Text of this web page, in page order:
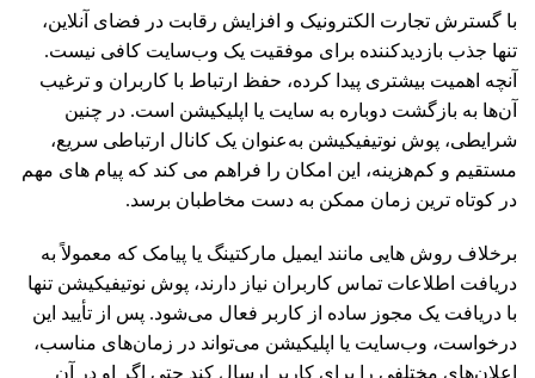
با گسترش تجارت الکترونیک و افزایش رقابت در فضای آنلاین،
تنها جذب بازدیدکننده برای موفقیت یک وب‌سایت کافی نیست.
آنچه اهمیت بیشتری پیدا کرده، حفظ ارتباط با کاربران و ترغیب
آن‌ها به بازگشت دوباره به سایت یا اپلیکیشن است. در چنین
شرایطی، پوش نوتیفیکیشن به‌عنوان یک کانال ارتباطی سریع،
مستقیم و کم‌هزینه، این امکان را فراهم می کند که پیام های مهم
در کوتاه ترین زمان ممکن به دست مخاطبان برسد.
برخلاف روش هایی مانند ایمیل مارکتینگ یا پیامک که معمولاً به
دریافت اطلاعات تماس کاربران نیاز دارند، پوش نوتیفیکیشن تنها
با دریافت یک مجوز ساده از کاربر فعال می‌شود. پس از تأیید این
درخواست، وب‌سایت یا اپلیکیشن می‌تواند در زمان‌های مناسب،
اعلان‌های مختلفی را برای کاربر ارسال کند حتی اگر او در آن